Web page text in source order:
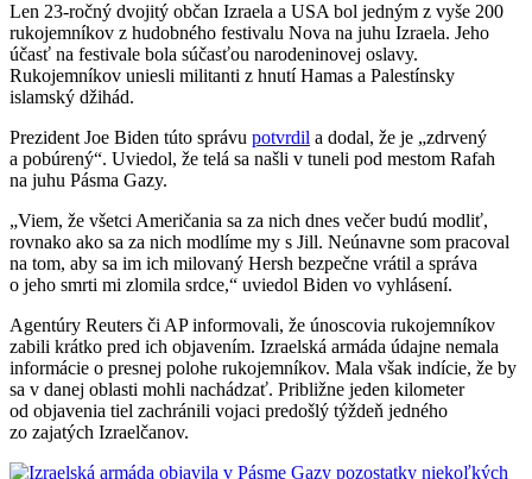
Len 23-ročný dvojitý občan Izraela a USA bol jedným z vyše 200
rukojemníkov z hudobného festivalu Nova na juhu Izraela. Jeho
účasť na festivale bola súčasťou narodeninovej oslavy.
Rukojemníkov uniesli militanti z hnutí Hamas a Palestínsky
islamský džihád.
Prezident Joe Biden túto správu potvrdil a dodal, že je „zdrvený
a pobúrený“. Uviedol, že telá sa našli v tuneli pod mestom Rafah
na juhu Pásma Gazy.
„Viem, že všetci Američania sa za nich dnes večer budú modliť,
rovnako ako sa za nich modlíme my s Jill. Neúnavne som pracoval
na tom, aby sa im ich milovaný Hersh bezpečne vrátil a správa
o jeho smrti mi zlomila srdce,“ uviedol Biden vo vyhlásení.
Agentúry Reuters či AP informovali, že únoscovia rukojemníkov
zabili krátko pred ich objavením. Izraelská armáda údajne nemala
informácie o presnej polohe rukojemníkov. Mala však indície, že by
sa v danej oblasti mohli nachádzať. Približne jeden kilometer
od objavenia tiel zachránili vojaci predošlý týždeň jedného
zo zajatých Izraelčanov.